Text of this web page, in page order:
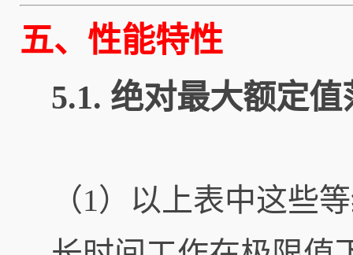
五、性能特性
5.1. 绝对最大额定值
（1）以上表中这些